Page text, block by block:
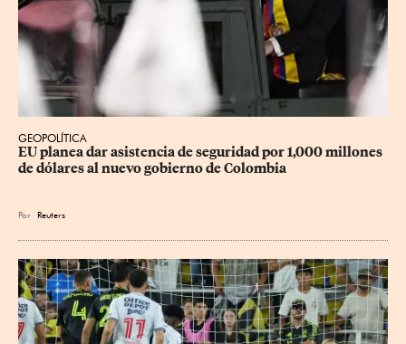
GEOPOLÍTICA
EU planea dar asistencia de seguridad por 1,000 millones
de dólares al nuevo gobierno de Colombia
Por Reuters